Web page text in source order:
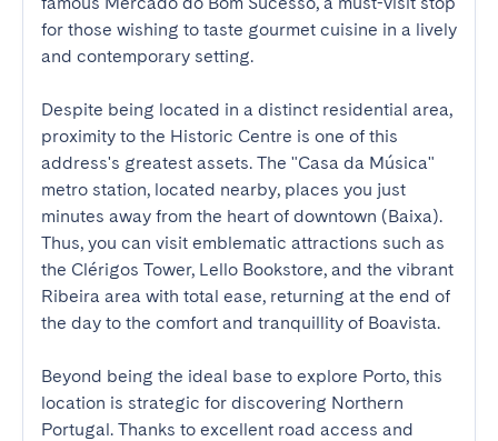
for those wishing to taste gourmet cuisine in a lively
and contemporary setting.
Despite being located in a distinct residential area,
proximity to the Historic Centre is one of this
address's greatest assets. The "Casa da Música"
metro station, located nearby, places you just
minutes away from the heart of downtown (Baixa).
Thus, you can visit emblematic attractions such as
the Clérigos Tower, Lello Bookstore, and the vibrant
Ribeira area with total ease, returning at the end of
the day to the comfort and tranquillity of Boavista.
Beyond being the ideal base to explore Porto, this
location is strategic for discovering Northern
Portugal. Thanks to excellent road access and